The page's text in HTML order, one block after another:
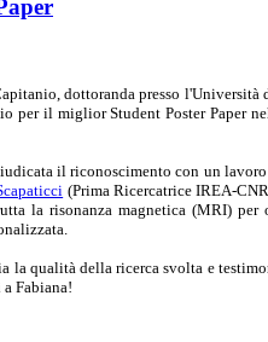
dottoranda presso
per il miglior Student Poster Paper
il riconoscimento con un
(Prima Ricercatrice IREA-
la risonanza magnetica (MRI)
la qualità della ricerca svolta e
Fabiana!